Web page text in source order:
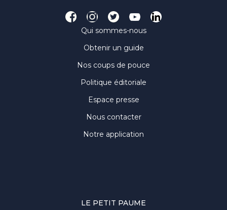
Qui sommes-nous
Obtenir un guide
Nos coups de pouce
Politique éditoriale
Espace presse
Nous contacter
Notre application
LE PETIT PAUME